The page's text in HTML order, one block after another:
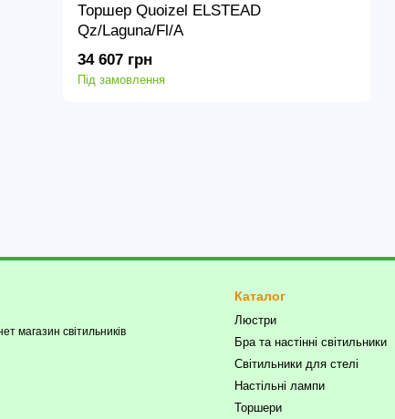
Торшер Quoizel ELSTEAD
Qz/Laguna/Fl/A
34 607 грн
Під замовлення
магазин світильників
Каталог
Люстри
Бра та настінні світильники
Світильники для стелі
Настільні лампи
Торшери